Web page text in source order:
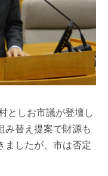
としお市議が登壇し
み替え提案で財源も
ましたが、市は否定